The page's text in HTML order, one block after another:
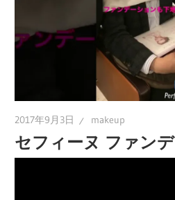
2017年9月3日 makeup
セフィーヌ ファン